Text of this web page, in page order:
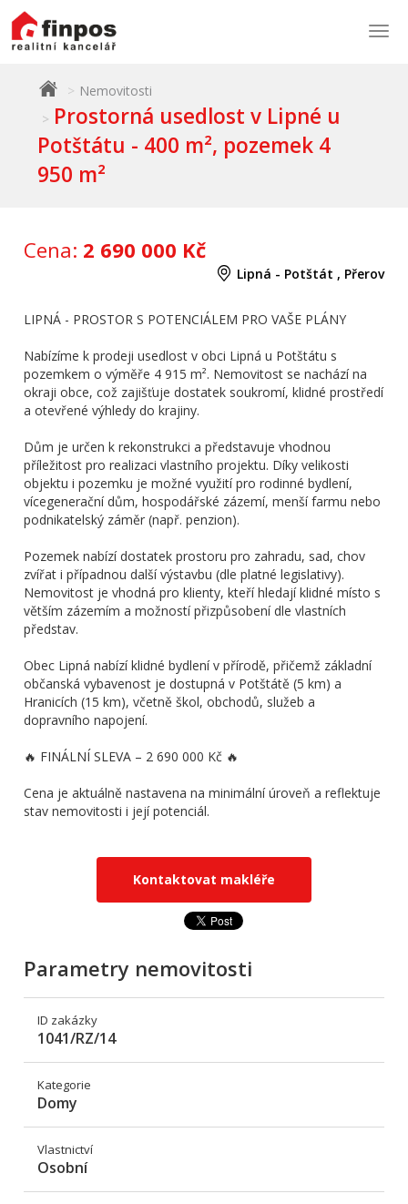
Nemovitosti
Prostorná usedlost v Lipné u
Potštátu - 400 m², pozemek 4
950 m²
Cena: 2 690 000 Kč
Lipná - Potštát , Přerov
LIPNÁ - PROSTOR S POTENCIÁLEM PRO VAŠE PLÁNY
Nabízíme k prodeji usedlost v obci Lipná u Potštátu s
pozemkem o výměře 4 915 m². Nemovitost se nachází na
okraji obce, což zajišťuje dostatek soukromí, klidné prostředí
a otevřené výhledy do krajiny.
Dům je určen k rekonstrukci a představuje vhodnou
příležitost pro realizaci vlastního projektu. Díky velikosti
objektu i pozemku je možné využití pro rodinné bydlení,
vícegenerační dům, hospodářské zázemí, menší farmu nebo
podnikatelský záměr (např. penzion).
Pozemek nabízí dostatek prostoru pro zahradu, sad, chov
zvířat i případnou další výstavbu (dle platné legislativy).
Nemovitost je vhodná pro klienty, kteří hledají klidné místo s
větším zázemím a možností přizpůsobení dle vlastních
představ.
Obec Lipná nabízí klidné bydlení v přírodě, přičemž základní
občanská vybavenost je dostupná v Potštátě (5 km) a
Hranicích (15 km), včetně škol, obchodů, služeb a
dopravního napojení.
🔥 FINÁLNÍ SLEVA – 2 690 000 Kč 🔥
Cena je aktuálně nastavena na minimální úroveň a reflektuje
stav nemovitosti i její potenciál.
Kontaktovat makléře
Parametry nemovitosti
ID zakázky
1041/RZ/14
Kategorie
Domy
Vlastnictví
Osobní